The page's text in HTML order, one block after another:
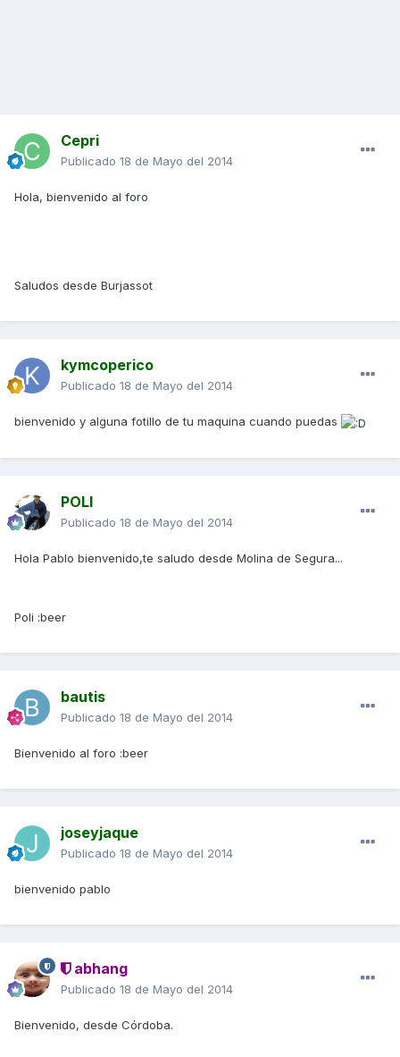
Cepri
Publicado 18 de Mayo del 2014
Hola, bienvenido al foro
Saludos desde Burjassot
kymcoperico
Publicado 18 de Mayo del 2014
bienvenido y alguna fotillo de tu maquina cuando puedas
POLI
Publicado 18 de Mayo del 2014
Hola Pablo bienvenido,te saludo desde Molina de Segura...
Poli :beer
bautis
Publicado 18 de Mayo del 2014
Bienvenido al foro :beer
joseyjaque
Publicado 18 de Mayo del 2014
bienvenido pablo
abhang
Publicado 18 de Mayo del 2014
Bienvenido, desde Córdoba.